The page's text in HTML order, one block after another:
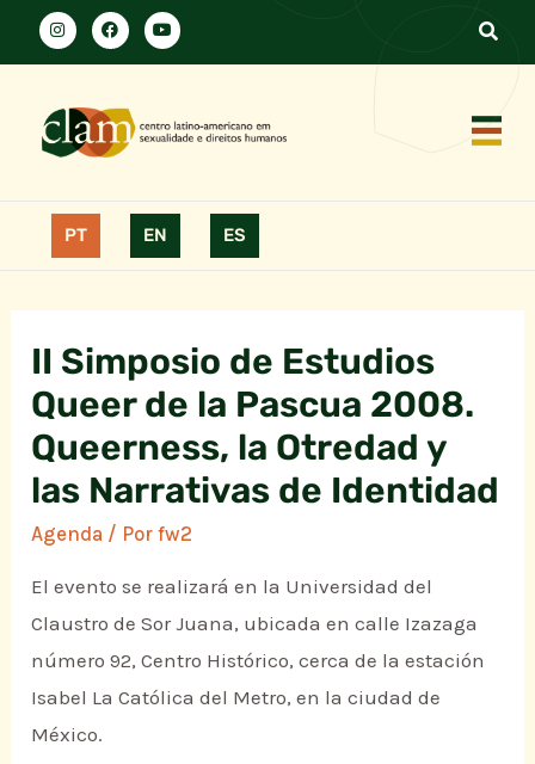
PT EN ES
II Simposio de Estudios
Queer de la Pascua 2008.
Queerness, la Otredad y
las Narrativas de Identidad
Agenda / Porfw2
El evento se realizará en la Universidad del
Claustro de Sor Juana, ubicada en calle Izazaga
número 92, Centro Histórico, cerca de la estación
Isabel La Católica del Metro, en la ciudad de
México.